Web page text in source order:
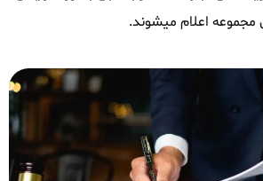
اعلام میشوند.